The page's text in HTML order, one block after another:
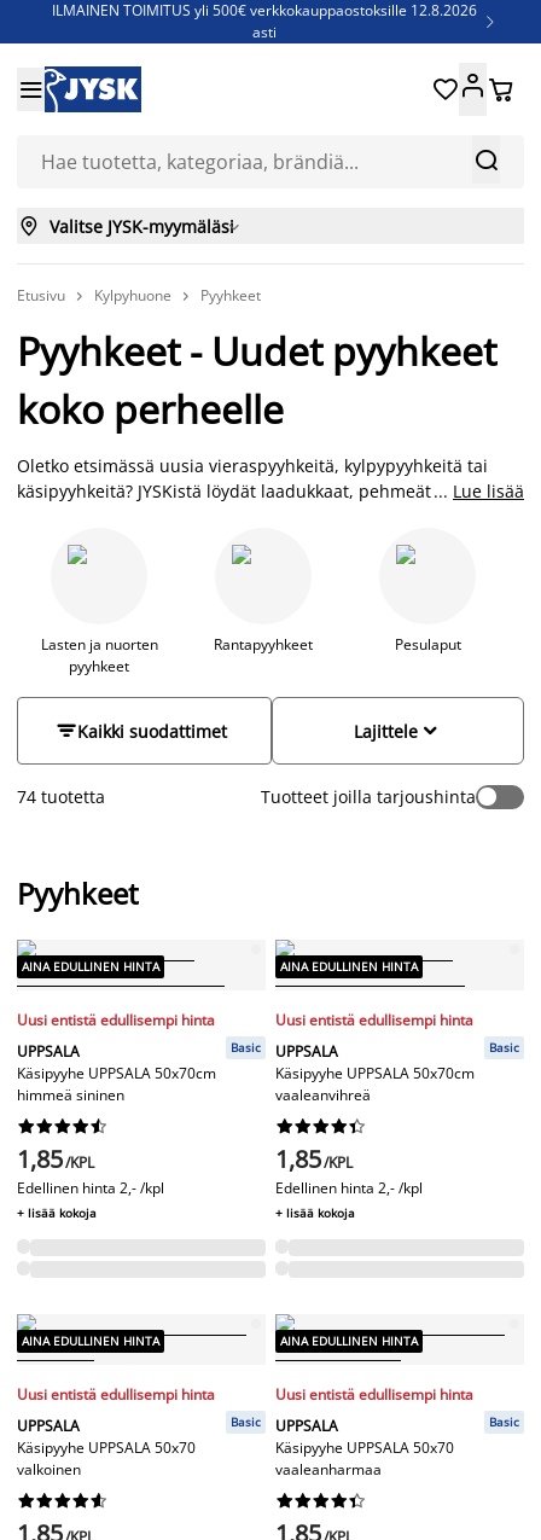
ILMAINEN TOIMITUS yli 500€ verkkokauppaostoksille 12.8.2026
asti

Jenkkisänkyjä - Säästä jopa 60%


 
 Valitse JYSK-myymäläsi
Etusivu  Kylpyhuone  Pyyhkeet
Pyyhkeet - Uudet pyyhkeet
koko perheelle
Oletko etsimässä uusia vieraspyyhkeitä, kylpypyyhkeitä tai
käsipyyhkeitä? JYSKistä löydät laadukkaat, pehmeät pyyhkeet
ihanan pehmeä ja lämmittävä suihkun tai kylvyn jälkeen, kun
taas vohvelikankainen pyyhe on kevyt ja imukykyinen. Uudet
vaaleanpunainen, harmaa, punainen, valkoinen ja beige, jotka
voi helposti yhdistellä kylpyhuoneen mattojen ja tarvikkeiden
kanssa harmonisen kokonaisuuden luomiseksi. Pyyhkeet ovat
myös mainio lahjaidea. Lapsille löytyy hauskoja pyyhkeitä,
joissa on suosikkihahmoja.
... Lue lisää
Lasten ja nuorten
pyyhkeet
Rantapyyhkeet Pesulaput
Kaikki suodattimet 
Lajittele
74 tuotetta Tuotteet joilla tarjoushinta
Pyyhkeet
AINA EDULLINEN HINTA
Uusi entistä edullisempi hinta
UPPSALA
Käsipyyhe UPPSALA 50x70cm
himmeä sininen
Basic






1,85/KPL
Edellinen hinta 2,- /kpl
+ lisää kokoja
AINA EDULLINEN HINTA
Uusi entistä edullisempi hinta
UPPSALA
Käsipyyhe UPPSALA 50x70cm
vaaleanvihreä
Basic






1,85/KPL
Edellinen hinta 2,- /kpl
+ lisää kokoja
AINA EDULLINEN HINTA
Uusi entistä edullisempi hinta
UPPSALA
Käsipyyhe UPPSALA 50x70
valkoinen
Basic






1,85
AINA EDULLINEN HINTA
Uusi entistä edullisempi hinta
UPPSALA
Käsipyyhe UPPSALA 50x70
vaaleanharmaa
Basic






1,85